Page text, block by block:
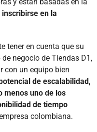
inscribirse en la
tener en cuenta que su
negocio de Tiendas D1,
con un equipo bien
de escalabilidad,
menos uno de los
de tiempo
colombiana.